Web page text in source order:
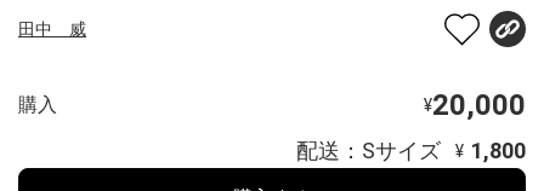
田中 威
購入 ¥20,000
配送：Sサイズ ¥ 1,800